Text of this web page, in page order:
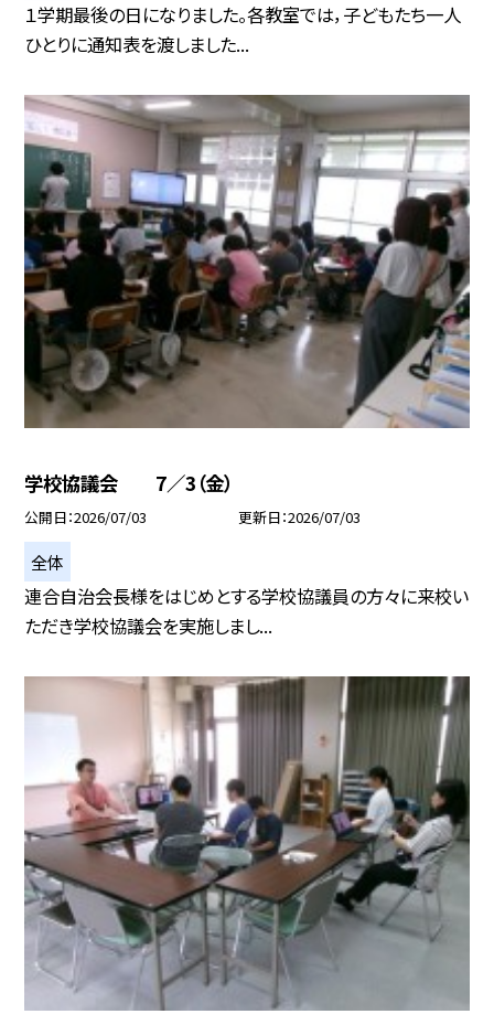
１学期最後の日になりました。各教室では，子どもたち一人
ひとりに通知表を渡しました...
学校協議会 7／3（金）
公開日 2026/07/03 更新日 2026/07/03
全体
連合自治会長様をはじめとする学校協議員の方々に来校い
ただき学校協議会を実施しまし...